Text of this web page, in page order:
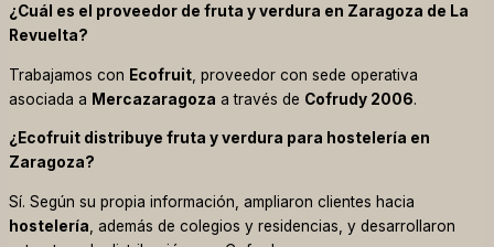
¿Cuál es el proveedor de fruta y verdura en Zaragoza de La
Revuelta?
Trabajamos con Ecofruit , proveedor con sede operativa
asociada a Mercazaragoza a través de Cofrudy 2006.
¿Ecofruit distribuye fruta y verdura para hostelería en
Zaragoza?
Sí. Según su propia información, ampliaron clientes hacia
hostelería , además de colegios y residencias, y desarrollaron